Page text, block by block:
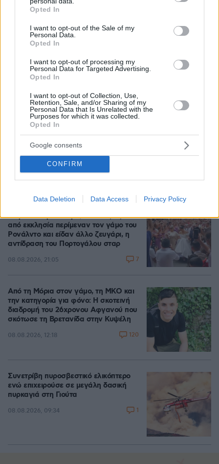
grant or deny consent to Google and its third-party tags to
use your data for below specified purposes in below Google
consent section.
Opted In
I want to opt-out of the Sale of my
Personal Data.
Opted In
I want to opt-out of processing my
Personal Data for Targeted Advertising.
Opted In
I want to opt-out of Collection, Use,
Retention, Sale, and/or Sharing of my
Personal Data that Is Unrelated with the
Purposes for which it was collected.
Opted In
Google consents
CONFIRM
Data Deletion Data Access Privacy Policy
08.08.2026, 18:48
Τραγωδία στην Πάρο: Πνίγηκε
4χρονος σε πισίνα beach bar, βούτηξε
08.08.2026, 19:36 97
Αντόνιο Μπαντέρας: Ήξερα ότι δεν θα
πέρναγα όλη μου τη ζωή στο
Χόλιγουντ, δεν ήταν γραφτό να
βρίσκομαι εκεί, αλλά στην πατρίδα
μου
08.08.2026, 15:02
σκηνικό στη Μαδέιρα, χιλιάδες έξω
από εκκλησία περίμεναν τον γάμο του
Ρονάλντο και είδαν άλλο ζευγάρι, η
αντίδραση του Πορτογάλου σταρ
08.08.2026, 21:05 7
Από τη Μόρια στον γάμο, τη ΜΚΟ και
την κατηγορία για φόνο: Η σκοτεινή
διαδρομή του 26χρονου Αφγανού που
σκότωσε τη Βρετανίδα στην Κυψέλη
08.08.2026, 12:18 120
Συνετρίβη πυροσβεστικό ελικόπτερο
ενώ επιχειρούσε σε μεγάλη δασική
πυρκαγιά στη Γιούτα
08.08.2026, 09:34 1